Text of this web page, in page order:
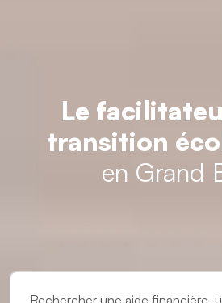
Le
transition
en Grand